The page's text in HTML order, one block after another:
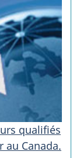
qualifiés
Canada.